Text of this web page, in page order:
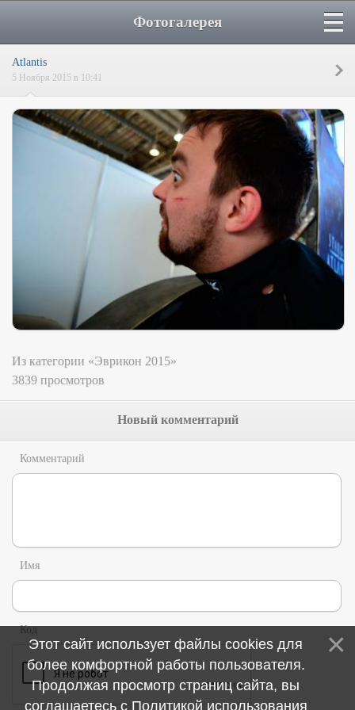
Фотогалерея
Atlantis
5 Ноября 2015 в 10:41
Из категории «Эврикон 2015»
3839 просмотров
Новый комментарий
Комментарий
Имя
Код
Этот сайт использует файлы cookies для
более комфортной работы пользователя.
Продолжая просмотр страниц сайта, вы
соглашаетесь с Политикой использования